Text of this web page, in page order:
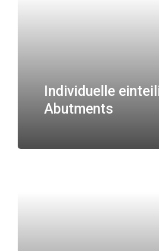
Individuelle
Abutments